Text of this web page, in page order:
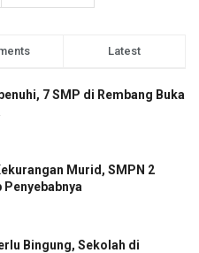
Latest
7 SMP di Rembang Buka
Murid, SMPN 2
Penyebabnya
Bingung, Sekolah di